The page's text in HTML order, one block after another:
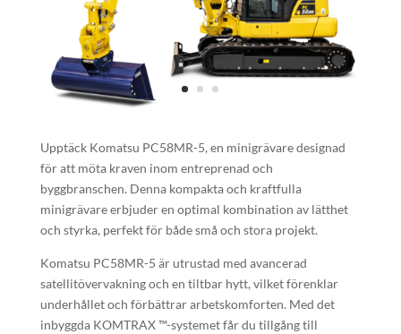
Upptäck Komatsu PC58MR-5, en minigrävare designad
för att möta kraven inom entreprenad och
byggbranschen. Denna kompakta och kraftfulla
minigrävare erbjuder en optimal kombination av lätthet
och styrka, perfekt för både små och stora projekt.
Komatsu PC58MR-5 är utrustad med avancerad
satellitövervakning och en tiltbar hytt, vilket förenklar
underhållet och förbättrar arbetskomforten. Med det
inbyggda KOMTRAX ™-systemet får du tillgång till